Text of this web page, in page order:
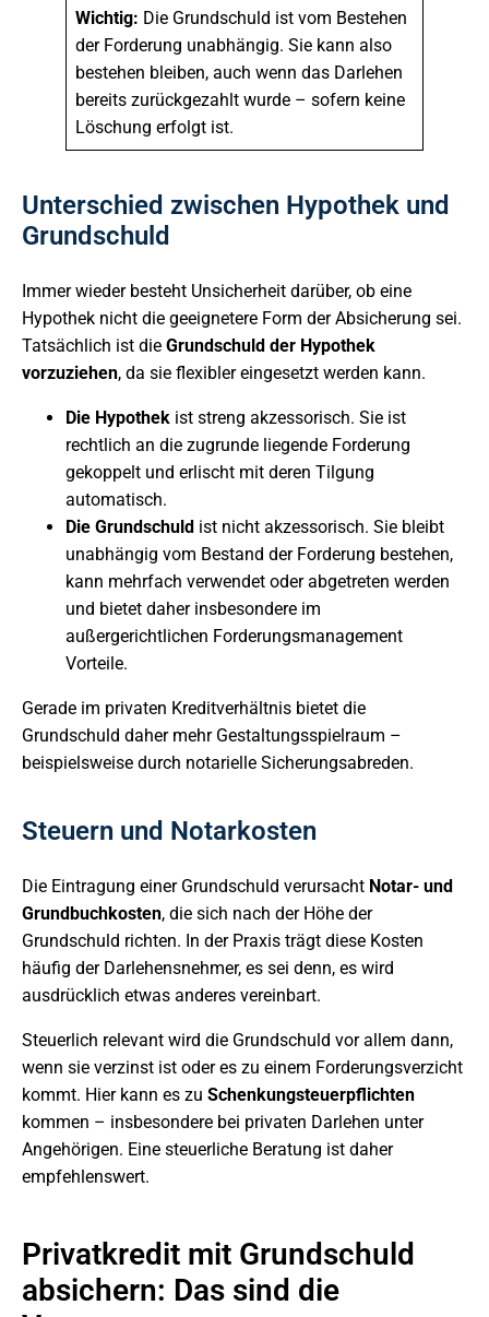
Wichtig: Die Grundschuld ist vom Bestehen
der Forderung unabhängig. Sie kann also
bestehen bleiben, auch wenn das Darlehen
bereits zurückgezahlt wurde – sofern keine
Löschung erfolgt ist.
Unterschied zwischen Hypothek und
Grundschuld
Immer wieder besteht Unsicherheit darüber, ob eine
Hypothek nicht die geeignetere Form der Absicherung sei.
Tatsächlich ist die Grundschuld der Hypothek
vorzuziehen, da sie flexibler eingesetzt werden kann.
Die Hypothek ist streng akzessorisch. Sie ist
rechtlich an die zugrunde liegende Forderung
gekoppelt und erlischt mit deren Tilgung
automatisch.
Die Grundschuld ist nicht akzessorisch. Sie bleibt
unabhängig vom Bestand der Forderung bestehen,
kann mehrfach verwendet oder abgetreten werden
und bietet daher insbesondere im
außergerichtlichen Forderungsmanagement
Vorteile.
Gerade im privaten Kreditverhältnis bietet die
Grundschuld daher mehr Gestaltungsspielraum –
beispielsweise durch notarielle Sicherungsabreden.
Steuern und Notarkosten
Die Eintragung einer Grundschuld verursacht Notar- und
Grundbuchkosten, die sich nach der Höhe der
Grundschuld richten. In der Praxis trägt diese Kosten
häufig der Darlehensnehmer, es sei denn, es wird
ausdrücklich etwas anderes vereinbart.
Steuerlich relevant wird die Grundschuld vor allem dann,
wenn sie verzinst ist oder es zu einem Forderungsverzicht
kommt. Hier kann es zu Schenkungsteuerpflichten
kommen – insbesondere bei privaten Darlehen unter
Angehörigen. Eine steuerliche Beratung ist daher
empfehlenswert.
Privatkredit mit Grundschuld
absichern: Das sind die